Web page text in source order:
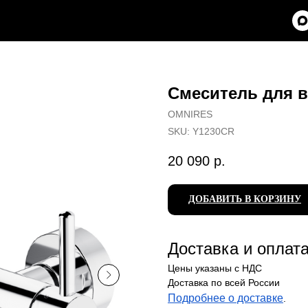
Смеситель для
OMNIRES
SKU: Y1230CR
20 090 р.
ДОБАВИТЬ В КОРЗИНУ
Доставка и
Цены указаны с НДС
Доставка по всей России
Подробнее о доставке.